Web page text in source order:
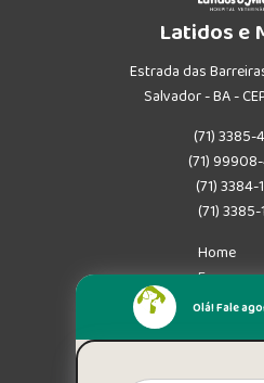
Latidos e
Estrada das
Salvador - BA -
(71) 3385-
(71)
(71) 3384-
(71) 3385-
Home
Empresa
Missão
Mapa do
Olá! Fale